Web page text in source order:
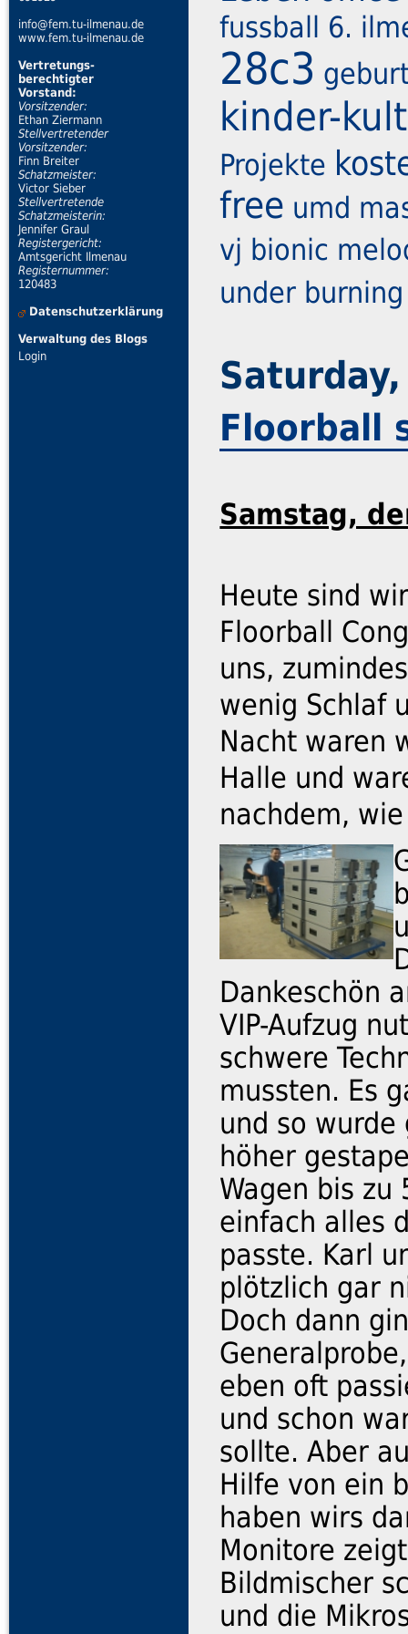
info@fem.tu-ilmenau.de
www.fem.tu-ilmenau.de
Vertretungs-
berechtigter
Vorstand:
Vorsitzender:
Ethan Ziermann
Stellvertretender
Vorsitzender:
Finn Breiter
Schatzmeister:
Victor Sieber
Stellvertretende
Schatzmeisterin:
Jennifer Graul
Registergericht:
Amtsgericht Ilmenau
Registernummer:
120483
Datenschutzerklärung
Verwaltung des Blogs
Login
fussball 6.
28c3
kinder-kult
Projekte
free umd
vj bionic
under
Floorball
Samstag,
Heute sind
Floorball
uns,
wenig Schlaf
Nacht waren
Halle und
nachdem,
Dankeschön
VIP-Aufzug
schwere
mussten. Es
und so
höher
Wagen bis
einfach alles
passte. Karl
plötzlich gar
Doch dann
eben oft
und schon
sollte. Aber
Hilfe von ein
haben wirs
Monitore
Bildmischer
und die